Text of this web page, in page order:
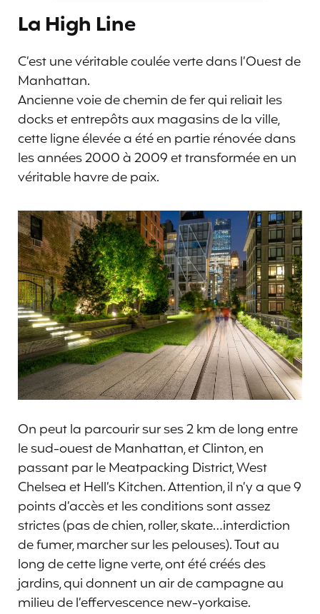
La High Line
C’est une véritable coulée verte dans l’Ouest de
Manhattan.
Ancienne voie de chemin de fer qui reliait les
docks et entrepôts aux magasins de la ville,
cette ligne élevée a été en partie rénovée dans
les années 2000 à 2009 et transformée en un
véritable havre de paix.
On peut la parcourir sur ses 2 km de long entre
le sud-ouest de Manhattan, et Clinton, en
passant par le Meatpacking District, West
Chelsea et Hell’s Kitchen. Attention, il n’y a que 9
points d’accès et les conditions sont assez
strictes (pas de chien, roller, skate…interdiction
de fumer, marcher sur les pelouses). Tout au
long de cette ligne verte, ont été créés des
jardins, qui donnent un air de campagne au
milieu de l’effervescence new-yorkaise.